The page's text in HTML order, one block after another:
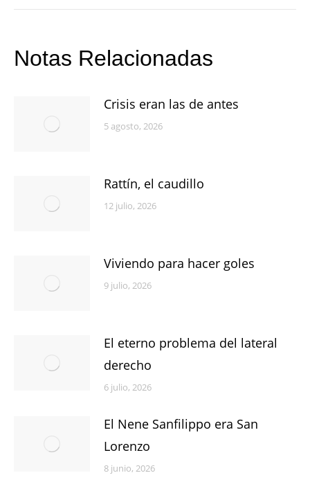
Notas Relacionadas
Crisis eran las de antes
5 agosto, 2026
Rattín, el caudillo
12 julio, 2026
Viviendo para hacer goles
9 julio, 2026
El eterno problema del lateral
derecho
6 julio, 2026
El Nene Sanfilippo era San
Lorenzo
8 junio, 2026